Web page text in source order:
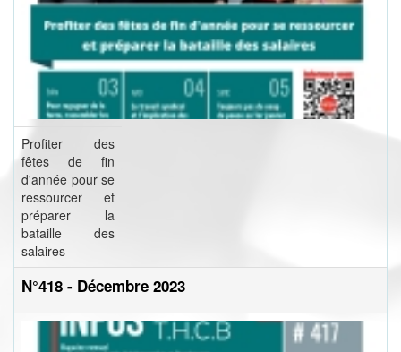
Profiter des
fêtes de fin
d'année pour se
ressourcer et
préparer la
bataille des
salaires
N°418 - Décembre 2023